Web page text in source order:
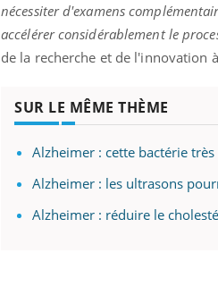
nécessiter d'examens
accélérer considérablement le
de la recherche et de l'innovation
SUR LE MÊME THÈME
Alzheimer : cette bactérie
Alzheimer : les ultrasons
Alzheimer : réduire le